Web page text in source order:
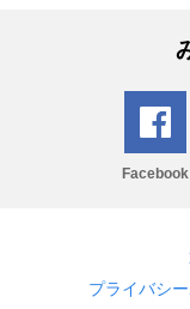
Facebook
プライバシ